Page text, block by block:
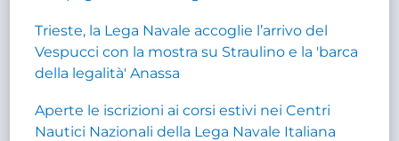
Trieste, la Lega Navale accoglie l’arrivo del
Vespucci con la mostra su Straulino e la 'barca
della legalità' Anassa
Aperte le iscrizioni ai corsi estivi nei Centri
Nautici Nazionali della Lega Navale Italiana